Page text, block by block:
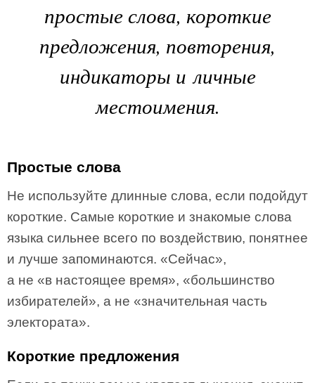
простые слова, короткие
предложения, повторения,
индикаторы и личные
местоимения.
Простые слова
Не используйте длинные слова, если подойдут
короткие. Самые короткие и знакомые слова
языка сильнее всего по воздействию, понятнее
и лучше запоминаются. «Сейчас»,
а не «в настоящее время», «большинство
избирателей», а не «значительная часть
электората».
Короткие предложения